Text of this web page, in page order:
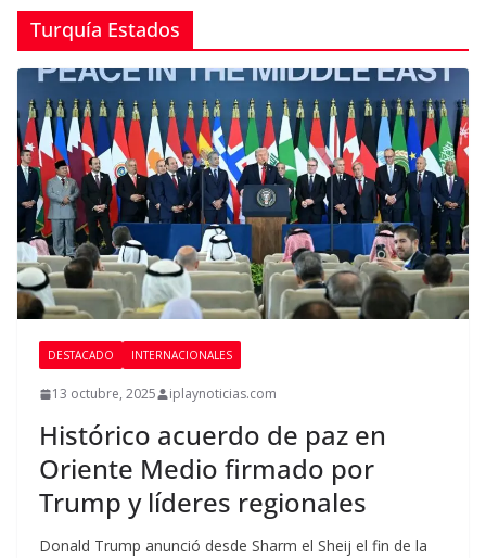
Turquía Estados
DESTACADO INTERNACIONALES
13 octubre, 2025 iplaynoticias.com
Histórico acuerdo de paz en
Oriente Medio firmado por
Trump y líderes regionales
Donald Trump anunció desde Sharm el Sheij el fin de la